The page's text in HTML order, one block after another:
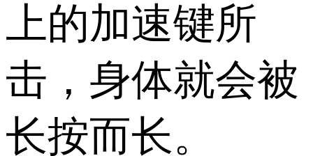
上的加速键所
击，身体就会被
长按而长。